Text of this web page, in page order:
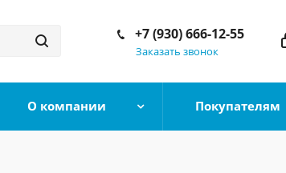
+7 (930) 666-12-55
Заказать звонок
О компании Покупателям